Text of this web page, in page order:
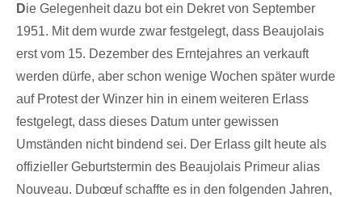
Die Gelegenheit dazu bot ein Dekret von September
1951. Mit dem wurde zwar festgelegt, dass Beaujolais
erst vom 15. Dezember des Erntejahres an verkauft
werden dürfe, aber schon wenige Wochen später wurde
auf Protest der Winzer hin in einem weiteren Erlass
festgelegt, dass dieses Datum unter gewissen
Umständen nicht bindend sei. Der Erlass gilt heute als
offizieller Geburtstermin des Beaujolais Primeur alias
Nouveau. Dubœuf schaffte es in den folgenden Jahren,